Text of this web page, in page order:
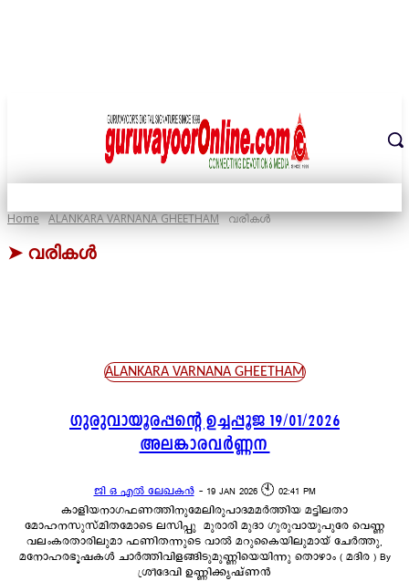
Home ALANKARA VARNANA GHEETHAM വരികൾ
➤ വരികൾ
ALANKARA VARNANA GHEETHAM
ഗുരുവായൂരപ്പന്റെ ഉച്ചപ്പൂജ 19/01/2026
അലങ്കാരവർണ്ണന
ജി ഒ എൽ ലേഖകൻ - 19 JAN 2026 🕙 02:41 PM
കാളിയനാഗഫണത്തിനുമേലിരുപാദമമർത്തിയ മട്ടിലതാ
മോഹനസുസ്മിതമോടെ ലസിപ്പു മുരാരി മുദാ ഗുരുവായുപുരേ വെണ്ണ
വലംകരതാരിലുമാ ഫണിതന്നുടെ വാൽ മറുകൈയിലുമായ് ചേർത്തു,
മനോഹരഭൂഷകൾ ചാർത്തിവിളങ്ങിടുമുണ്ണിയെയിന്നു തൊഴാം ( മദിര ) By
ശ്രീദേവി ഉണ്ണിക്കൃഷ്ണൻ